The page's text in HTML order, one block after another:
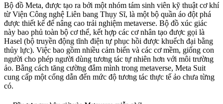
Bộ đồ Meta, được tạo ra bởi một nhóm tám sinh viên kỹ thuật cơ khí
từ Viện Công nghệ Liên bang Thụy Sĩ, là một bộ quần áo đột phá
được thiết kế để nâng cao trải nghiệm metaverse. Bộ đồ xúc giác
này bao phủ toàn bộ cơ thể, kết hợp các cơ nhân tạo được gọi là
Hasel (bộ truyền động tĩnh điện tự phục hồi được khuếch đại bằng
thủy lực). Việc bao gồm nhiều cảm biến và các cơ mềm, giống con
người cho phép người dùng tương tác tự nhiên hơn với môi trường
ảo. Bằng cách tăng cường đắm mình trong metaverse, Meta Suit
cung cấp một cổng dẫn đến mức độ tương tác thực tế ảo chưa từng
có.